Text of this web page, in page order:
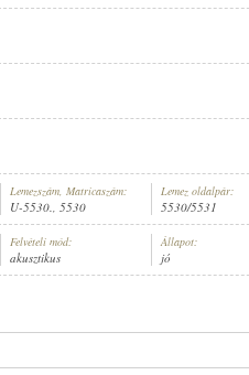
Lemezszám, Matricaszám:
U-5530., 5530
Lemez oldalpár:
5530/5531
Felvételi mód:
akusztikus
Állapot:
jó